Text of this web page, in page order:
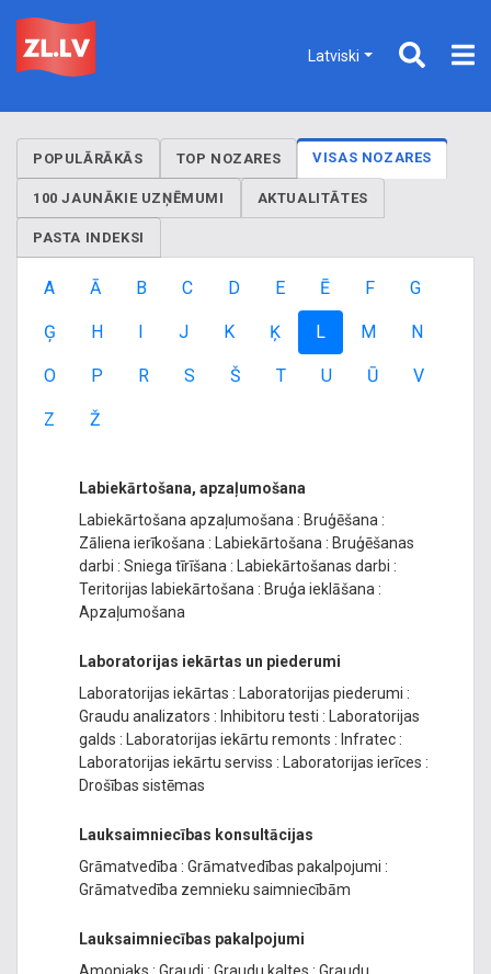
Latviski
POPULĀRĀKĀS TOP NOZARES VISAS NOZARES
100 JAUNĀKIE UZŅĒMUMI AKTUALITĀTES
PASTA INDEKSI
A Ā B C D E Ē F G
Ģ H I J K Ķ L M N
O P R S Š T U Ū V
Z Ž
Labiekārtošana, apzaļumošana
Labiekārtošana apzaļumošana : Bruģēšana :
Zāliena ierīkošana : Labiekārtošana : Bruģēšanas
darbi : Sniega tīrīšana : Labiekārtošanas darbi :
Teritorijas labiekārtošana : Bruģa ieklāšana :
Apzaļumošana
Laboratorijas iekārtas un piederumi
Laboratorijas iekārtas : Laboratorijas piederumi :
Graudu analizators : Inhibitoru testi :
Laboratorijas
galds : Laboratorijas iekārtu remonts : Infratec :
Laboratorijas iekārtu serviss : Laboratorijas ierīces :
Drošības sistēmas
Lauksaimniecības konsultācijas
Grāmatvedība : Grāmatvedības pakalpojumi :
Grāmatvedība zemnieku saimniecībām
Lauksaimniecības pakalpojumi